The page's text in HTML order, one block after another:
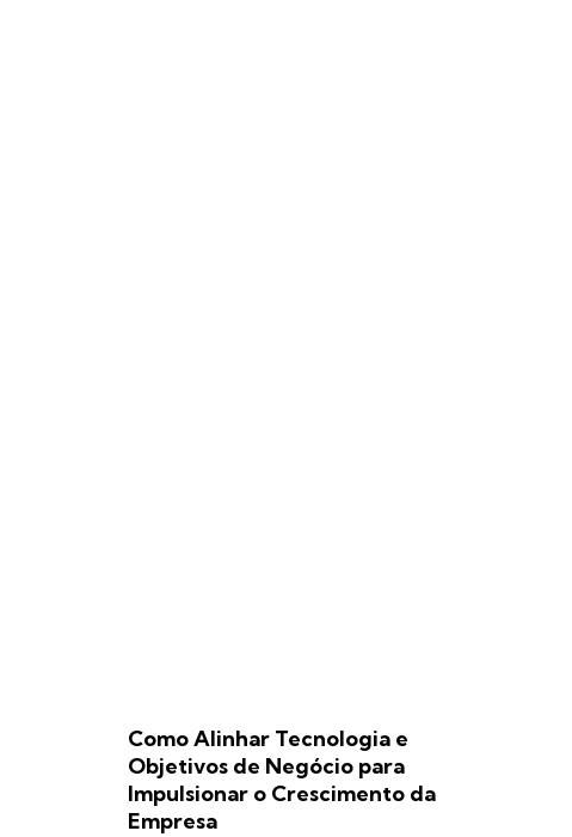
Como Alinhar Tecnologia e
Objetivos de Negócio para
Impulsionar o Crescimento da
Empresa